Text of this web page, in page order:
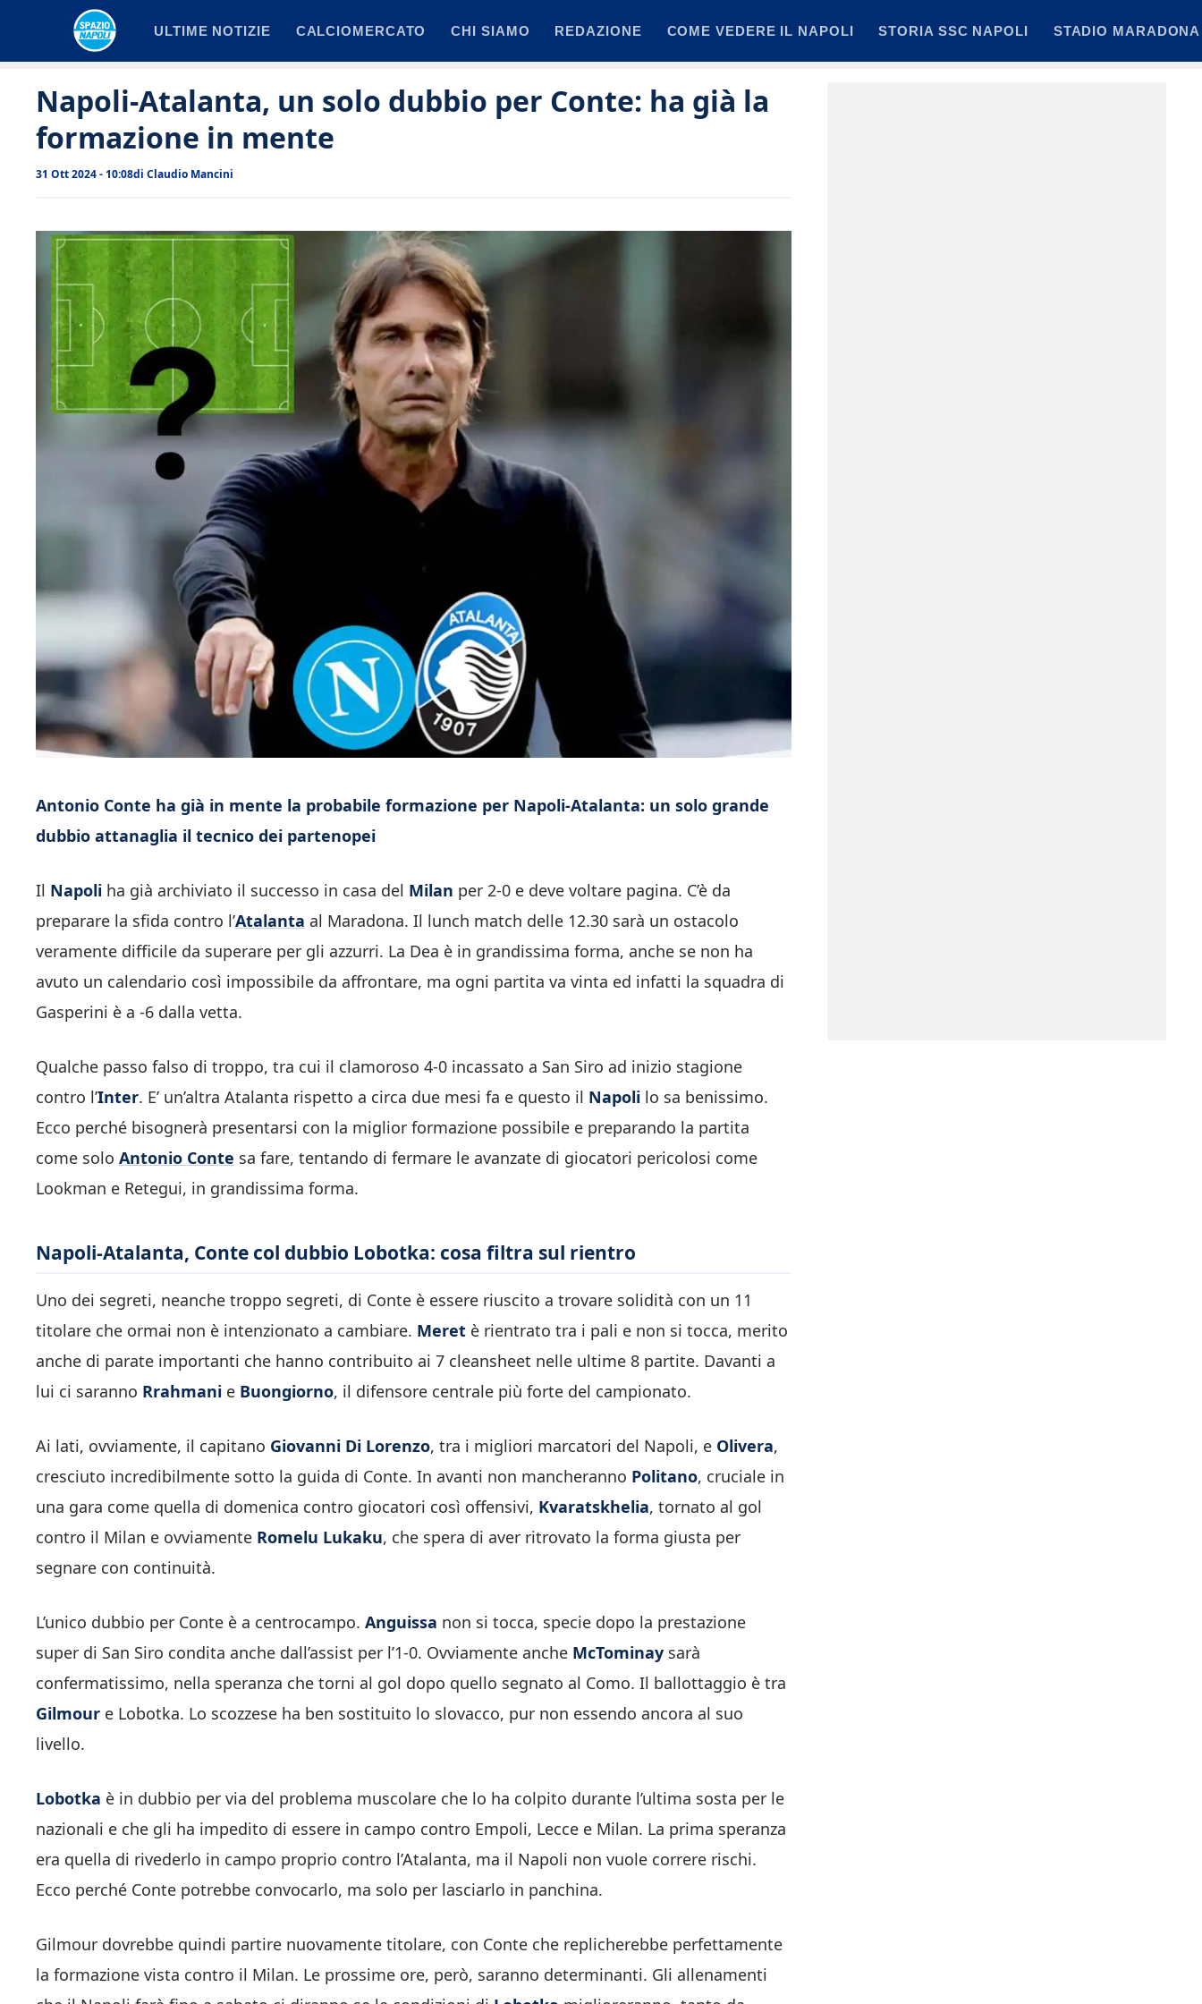
ULTIME NOTIZIE CALCIOMERCATO CHI SIAMO REDAZIONE COME VEDERE IL NAPOLI STORIA SSC NAPOLI STADIO MARADONA
Napoli-Atalanta, un solo dubbio per Conte: ha già la
formazione in mente
31 Ott 2024 - 10:08di Claudio Mancini
Antonio Conte ha già in mente la probabile formazione per Napoli-Atalanta: un solo grande
dubbio attanaglia il tecnico dei partenopei
Il Napoli ha già archiviato il successo in casa del Milan per 2-0 e deve voltare pagina. C’è da
preparare la sfida contro l’Atalanta al Maradona. Il lunch match delle 12.30 sarà un ostacolo
veramente difficile da superare per gli azzurri. La Dea è in grandissima forma, anche se non ha
avuto un calendario così impossibile da affrontare, ma ogni partita va vinta ed infatti la squadra di
Gasperini è a -6 dalla vetta.
Qualche passo falso di troppo, tra cui il clamoroso 4-0 incassato a San Siro ad inizio stagione
contro l’Inter. E’ un’altra Atalanta rispetto a circa due mesi fa e questo il Napoli lo sa benissimo.
Ecco perché bisognerà presentarsi con la miglior formazione possibile e preparando la partita
come solo Antonio Conte sa fare, tentando di fermare le avanzate di giocatori pericolosi come
Lookman e Retegui, in grandissima forma.
Napoli-Atalanta, Conte col dubbio Lobotka: cosa filtra sul rientro
Uno dei segreti, neanche troppo segreti, di Conte è essere riuscito a trovare solidità con un 11
titolare che ormai non è intenzionato a cambiare. Meret è rientrato tra i pali e non si tocca, merito
anche di parate importanti che hanno contribuito ai 7 cleansheet nelle ultime 8 partite. Davanti a
lui ci saranno Rrahmani e Buongiorno, il difensore centrale più forte del campionato.
Ai lati, ovviamente, il capitano Giovanni Di Lorenzo, tra i migliori marcatori del Napoli, e Olivera,
cresciuto incredibilmente sotto la guida di Conte. In avanti non mancheranno Politano, cruciale in
una gara come quella di domenica contro giocatori così offensivi, Kvaratskhelia, tornato al gol
contro il Milan e ovviamente Romelu Lukaku, che spera di aver ritrovato la forma giusta per
segnare con continuità.
L’unico dubbio per Conte è a centrocampo. Anguissa non si tocca, specie dopo la prestazione
super di San Siro condita anche dall’assist per l’1-0. Ovviamente anche McTominay sarà
confermatissimo, nella speranza che torni al gol dopo quello segnato al Como. Il ballottaggio è tra
Gilmour e Lobotka. Lo scozzese ha ben sostituito lo slovacco, pur non essendo ancora al suo
livello.
Lobotka è in dubbio per via del problema muscolare che lo ha colpito durante l’ultima sosta per le
nazionali e che gli ha impedito di essere in campo contro Empoli, Lecce e Milan. La prima speranza
era quella di rivederlo in campo proprio contro l’Atalanta, ma il Napoli non vuole correre rischi.
Ecco perché Conte potrebbe convocarlo, ma solo per lasciarlo in panchina.
Gilmour dovrebbe quindi partire nuovamente titolare, con Conte che replicherebbe perfettamente
la formazione vista contro il Milan. Le prossime ore, però, saranno determinanti. Gli allenamenti